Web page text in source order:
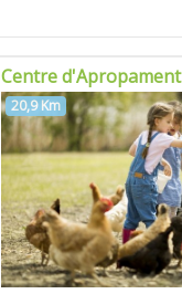
Centre
20,9 Km